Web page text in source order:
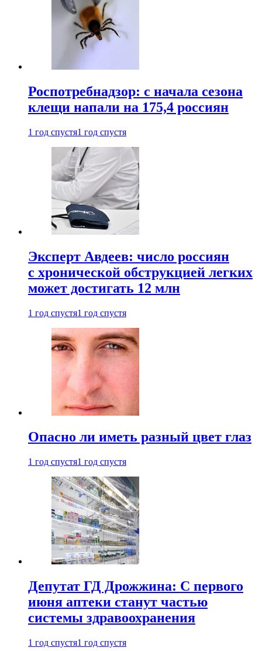
Роспотребнадзор: с начала сезона
клещи напали на 175,4 россиян
1 год спустя1 год спустя
Эксперт Авдеев: число россиян
с хронической обструкцией легких
может достигать 12 млн
1 год спустя1 год спустя
Опасно ли иметь разный цвет глаз
1 год спустя1 год спустя
Депутат ГД Дрожжина: С первого
июня аптеки станут частью
системы здравоохранения
1 год спустя1 год спустя